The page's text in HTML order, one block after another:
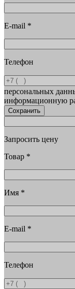
E-mail *
Телефон
персональных
информационную
Сохранить
Запросить цену
Товар *
Имя *
E-mail *
Телефон